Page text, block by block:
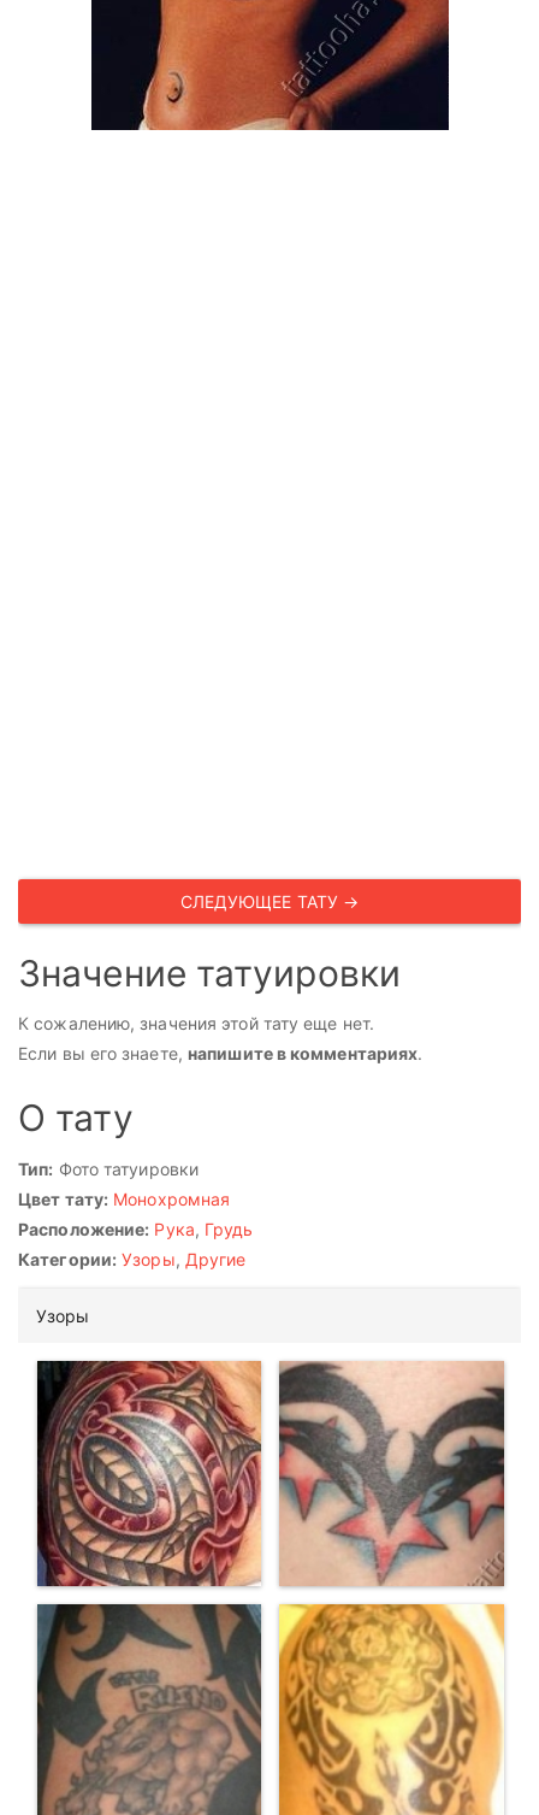
СЛЕДУЮЩЕЕ ТАТУ →
Значение татуировки
К сожалению, значения этой тату еще нет.
Если вы его знаете, напишите в комментариях.
О тату
Тип: Фото татуировки
Цвет тату: Монохромная
Расположение: Рука, Грудь
Категории: Узоры, Другие
Узоры